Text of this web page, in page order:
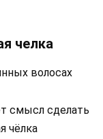
челка
смысл сделать
чёлка